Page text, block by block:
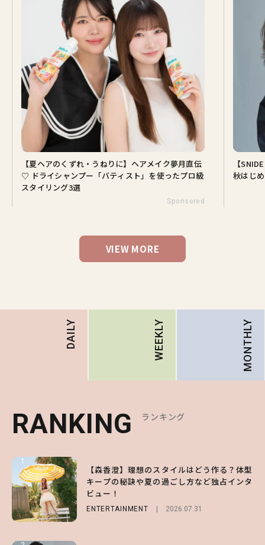
【夏ヘアのくずれ・うねりに】ヘアメイク夢月直伝
♡ ドライシャンプー「バティスト」を使ったプロ級
スタイリング3選
Sponsored
【
秋はじ
VIEW MORE
DAILY WEEKLY MONTHLY
RANKING ランキング
1
【森香澄】理想のスタイルはどう作る？体型
キープの秘訣や夏の過ごし方など独占インタ
ビュー！
ENTERTAINMENT 2026.07.31
RANKING ランキング
1
【ハローキティ】がスシローと初コラボ♡
第1弾の気になるメニュー＆限定グッズを総
チェック！
LIFESTYLE 2026.07.31
RANKING ランキング
1
【SNIDEL】長濱ねるとロマンティックトラ
ッドな秋はじめ｜2026秋の新作コーデ4選